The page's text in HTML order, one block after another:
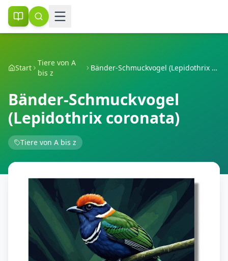
Start
Tiere von A
bis z
Bänder-Schmuckvogel (Lepidothrix coronata)
Bänder-Schmuckvogel
(Lepidothrix coronata)
Tiere von A bis z